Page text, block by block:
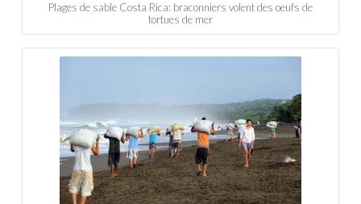
Plages de sable Costa Rica: braconniers volent des oeufs de
tortues de mer